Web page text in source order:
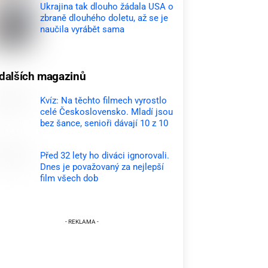
Ukrajina tak dlouho žádala USA o
zbraně dlouhého doletu, až se je
naučila vyrábět sama
magazinů
Kvíz: Na těchto filmech vyrostlo
celé Československo. Mladí jsou
bez šance, senioři dávají 10 z 10
Před 32 lety ho diváci ignorovali.
Dnes je považovaný za nejlepší
film všech dob